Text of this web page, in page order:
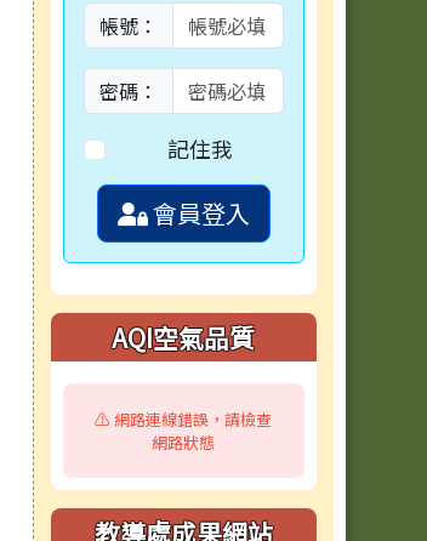
帳號：
密碼：
記住我
會員登入
AQI空氣品質
⚠️ 網路連線錯誤，請檢查
網路狀態
教導處成果網站